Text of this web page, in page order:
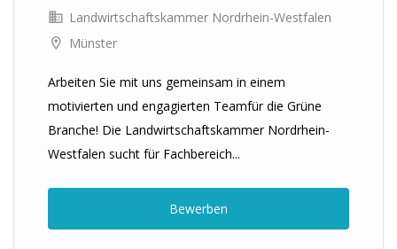
Landwirtschaftskammer Nordrhein-Westfalen
Münster
Arbeiten Sie mit uns gemeinsam in einem
motivierten und engagierten Teamfür die Grüne
Branche! Die Landwirtschaftskammer Nordrhein-
Westfalen sucht für Fachbereich...
Bewerben